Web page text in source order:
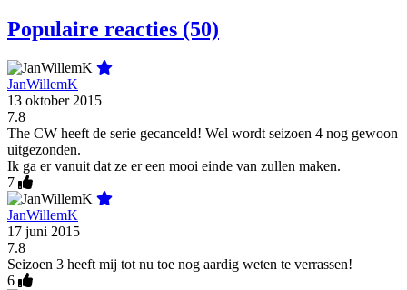
Populaire reacties (50)
JanWillemK
13 oktober 2015
7.8
The CW heeft de serie gecanceld! Wel wordt seizoen 4 nog gewoon
uitgezonden.
Ik ga er vanuit dat ze er een mooi einde van zullen maken.
7
JanWillemK
17 juni 2015
7.8
Seizoen 3 heeft mij tot nu toe nog aardig weten te verrassen!
6